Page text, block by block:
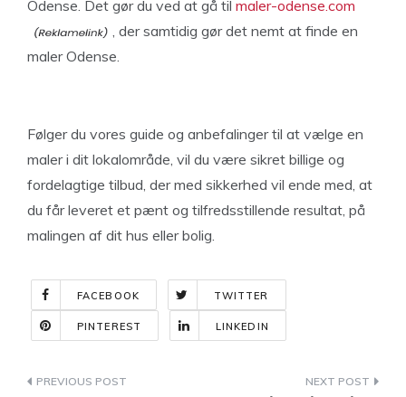
Odense. Det gør du ved at gå til maler-odense.com
, der samtidig gør det nemt at finde en
maler Odense.
Følger du vores guide og anbefalinger til at vælge en
maler i dit lokalområde, vil du være sikret billige og
fordelagtige tilbud, der med sikkerhed vil ende med, at
du får leveret et pænt og tilfredsstillende resultat, på
malingen af dit hus eller bolig.
FACEBOOK TWITTER
PINTEREST LINKEDIN
Indlægsnavigation